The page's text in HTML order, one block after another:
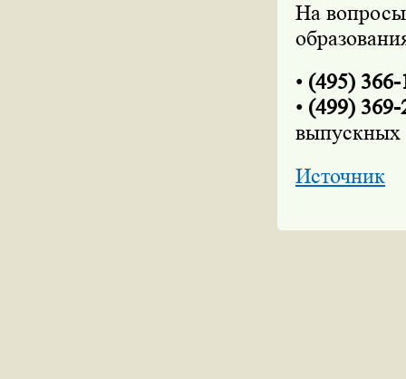
На вопросы
• (495) 366-
• (499) 369-
выпускных
Источник